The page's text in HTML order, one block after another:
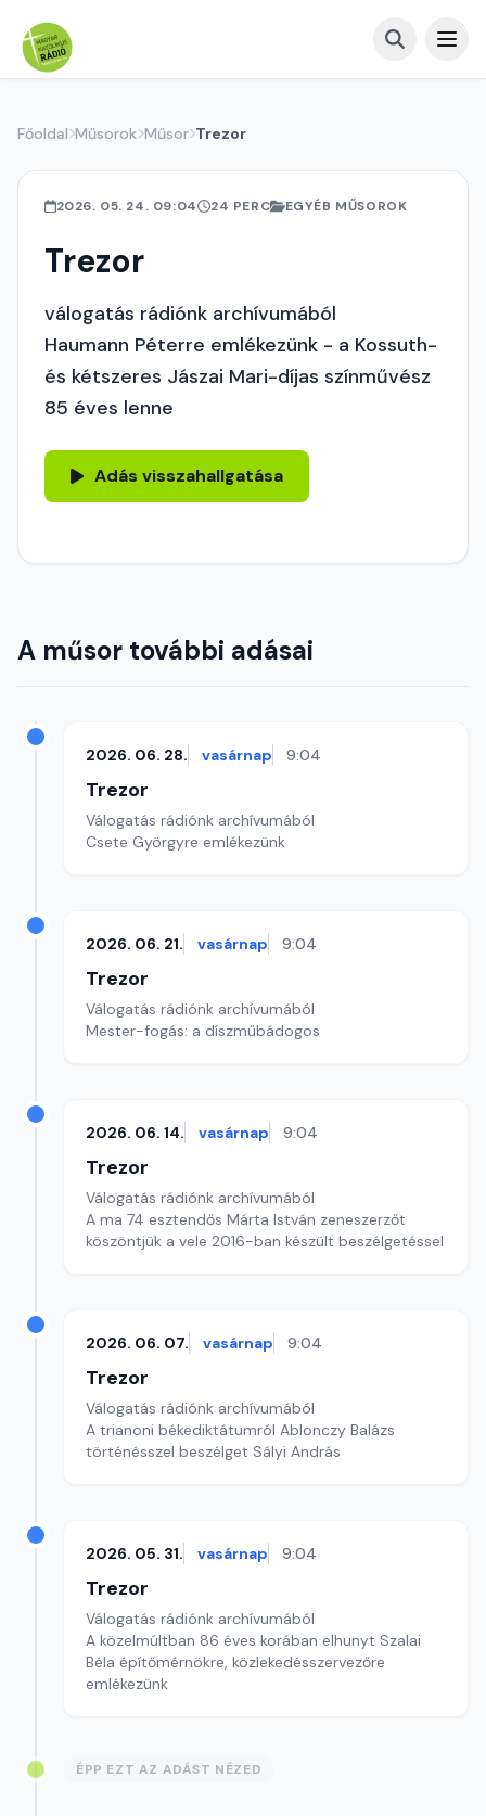
Főoldal Műsorok Műsor Trezor
2026. 05. 24. 09:04 24 PERC EGYÉB MŰSOROK
Trezor
válogatás rádiónk archívumából
Haumann Péterre emlékezünk - a Kossuth-
és kétszeres Jászai Mari-díjas színművész
85 éves lenne
Adás visszahallgatása
A műsor további adásai
2026. 06. 28. vasárnap 9:04
Trezor
Válogatás rádiónk archívumából
Csete Györgyre emlékezünk
2026. 06. 21. vasárnap 9:04
Trezor
Válogatás rádiónk archívumából
Mester-fogás: a díszműbádogos
2026. 06. 14. vasárnap 9:04
Trezor
Válogatás rádiónk archívumából
A ma 74 esztendős Márta István zeneszerzőt
köszöntjük a vele 2016-ban készült beszélgetéssel
2026. 06. 07. vasárnap 9:04
Trezor
Válogatás rádiónk archívumából
A trianoni békediktátumról Ablonczy Balázs
történésszel beszélget Sályi András
2026. 05. 31. vasárnap 9:04
Trezor
Válogatás rádiónk archívumából
A közelmúltban 86 éves korában elhunyt Szalai
Béla építőmérnökre, közlekedésszervezőre
emlékezünk
ÉPP EZT AZ ADÁST NÉZED